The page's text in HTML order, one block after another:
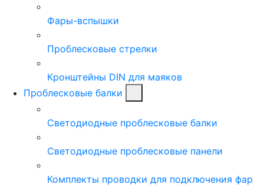
Фары-вспышки
Проблесковые стрелки
Кронштейны DIN для маяков
Проблесковые балки
Светодиодные проблесковые балки
Светодиодные проблесковые панели
Комплекты проводки для подключения фар